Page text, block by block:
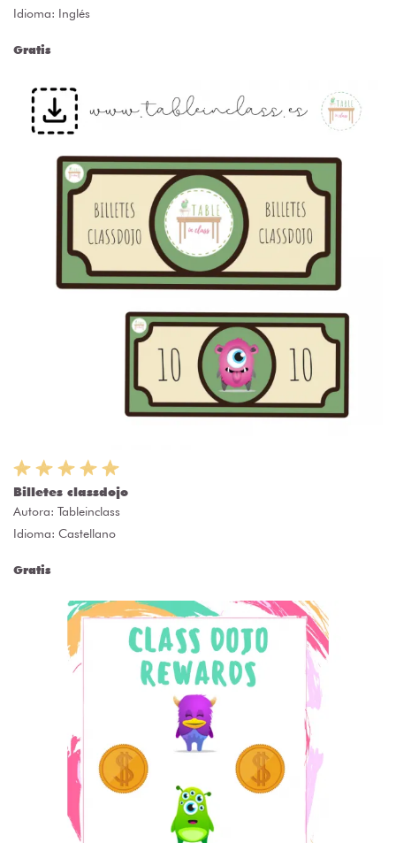
Idioma: Inglés
Gratis
Billetes classdojo
Autora: Tableinclass
Idioma: Castellano
Gratis